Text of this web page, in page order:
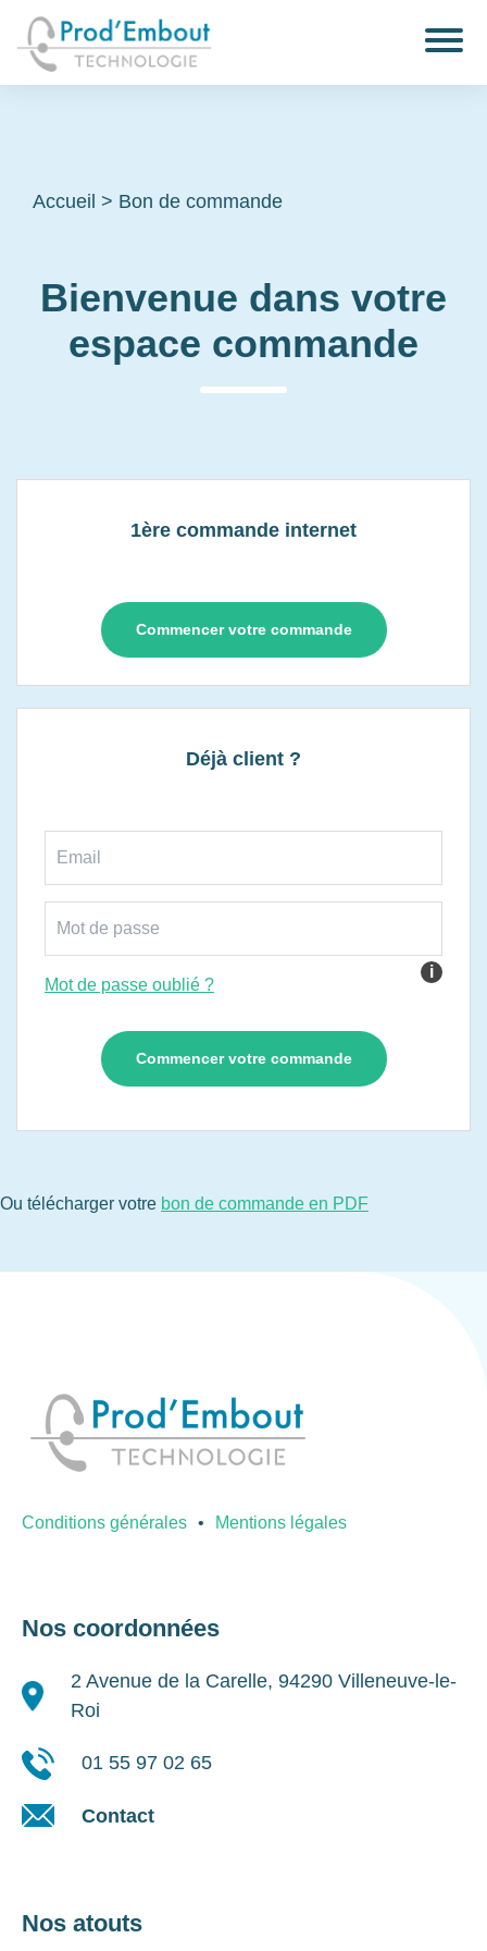
Accueil > Bon de commande
Bienvenue dans votre
espace commande
1ère commande internet
Commencer votre commande
Déjà client ?
i
Mot de passe oublié ?
Ou télécharger votre bon de commande en PDF
Conditions générales Mentions légales
Nos coordonnées
2 Avenue de la Carelle, 94290 Villeneuve-le-
Roi
01 55 97 02 65
Contact
Nos atouts